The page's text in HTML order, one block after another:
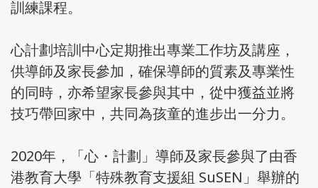
訓練課程。
心計劃培訓中心定期推出專業工作坊及講座，
供導師及家長參加，確保導師的質素及專業性
的同時，亦希望家長參與其中，從中獲益並將
技巧帶回家中，共同為孩童的進步出一分力。
2020年，「心・計劃」導師及家長參與了由香
港教育大學「特殊教育支援組 SuSEN」舉辦的